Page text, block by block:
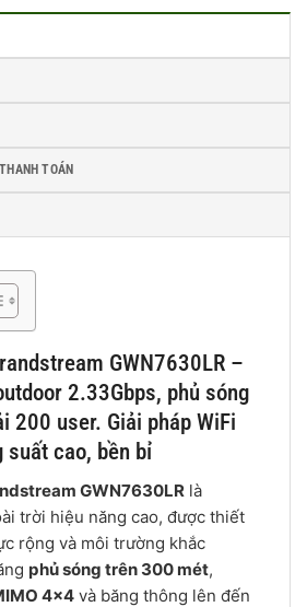
TOÁN
GWN7630LR –
2.33Gbps, phủ sóng
200 user. Giải pháp WiFi
suất cao, bền bỉ
GWN7630LR là
trời hiệu năng cao, được thiết
rộng và môi trường khắc
phủ sóng trên 300 mét,
4×4 và băng thông lên đến